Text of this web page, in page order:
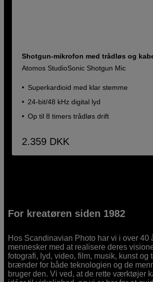
Shotgun-mikrofon med trådløs og
Atomos StudioSonic Shotgun Mic
Superkardioid med klar stemme
24-bit/48 kHz digital lyd
Op til 8 timers trådløs drift
2.359 DKK
For kreatøren siden 1982
Hos Scandinavian Photo har vi i over 40
mennesker med at realisere deres
fotografi, lyd, video, film, musik, kunst og
brænder for både teknologien og de
bruger den. Vi ved, at de rette værktøjer